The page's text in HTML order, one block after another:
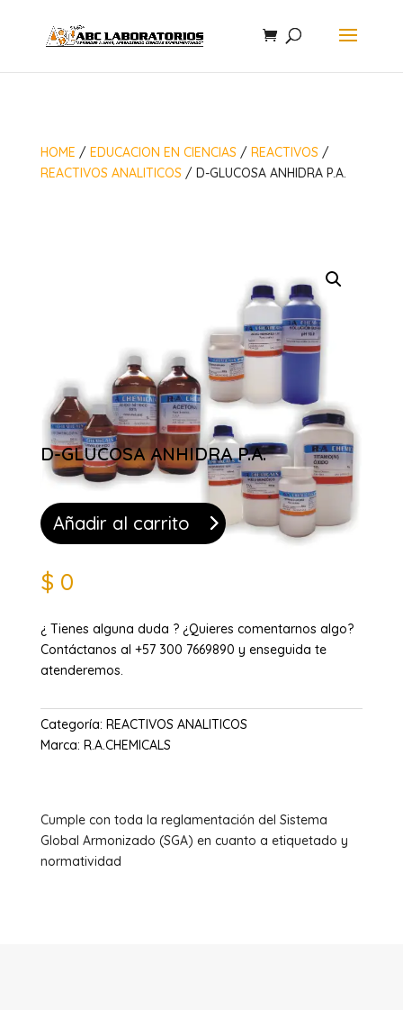
HOME / EDUCACION EN CIENCIAS/ REACTIVOS/
REACTIVOS ANALITICOS/ D-GLUCOSA ANHIDRA P.A.
D-GLUCOSA ANHIDRA P.A.
Añadir al carrito
$ 0
¿ Tienes alguna duda ? ¿Quieres comentarnos algo?
Contáctanos al +57 300 7669890 y enseguida te
atenderemos.
Categoría: REACTIVOS ANALITICOS
Marca: R.A.CHEMICALS
Cumple con toda la reglamentación del Sistema
Global Armonizado (SGA) en cuanto a etiquetado y
normatividad